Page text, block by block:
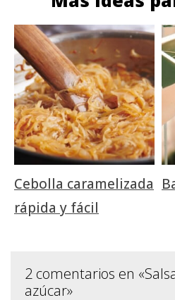
Cebolla caramelizada
rápida y fácil
2 comentarios en
azúcar»